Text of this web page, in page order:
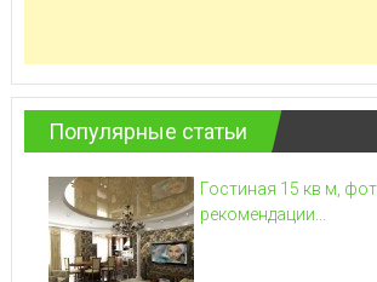
Популярные статьи
Гостиная 15 кв м,
рекомендации...